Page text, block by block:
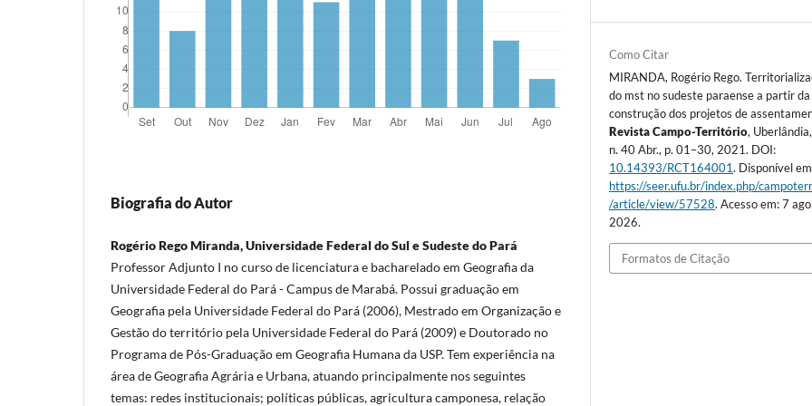
Biografia do Autor
Rogério Rego Miranda, Universidade Federal do Sul e Sudeste do Pará
Professor Adjunto I no curso de licenciatura e bacharelado em Geografia da
Universidade Federal do Pará - Campus de Marabá. Possui graduação em
Geografia pela Universidade Federal do Pará (2006), Mestrado em Organização e
Gestão do território pela Universidade Federal do Pará (2009) e Doutorado no
Programa de Pós-Graduação em Geografia Humana da USP. Tem experiência na
área de Geografia Agrária e Urbana, atuando principalmente nos seguintes
temas: redes institucionais; políticas públicas, agricultura camponesa, relação
Como Citar
MIRANDA, Rogério Rego.
do mst no sudeste paraense a partir da
construção dos projetos de
Revista Campo-Território,
n. 40 Abr., p. 01–30, 2021. DOI:
10.14393/RCT164001. Disponível
https://seer.ufu.br/index.php/
/article/view/57528. Acesso em: 7 ago.
2026.
Formatos de Citação